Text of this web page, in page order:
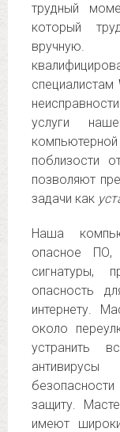
трудный
который
вручную.
специалистам
услуги
поблизости
позволяют
задачи как
Наша
опасное ПО,
сигнатуры,
опасность
интернету.
около
устранить
защиту.
имеют